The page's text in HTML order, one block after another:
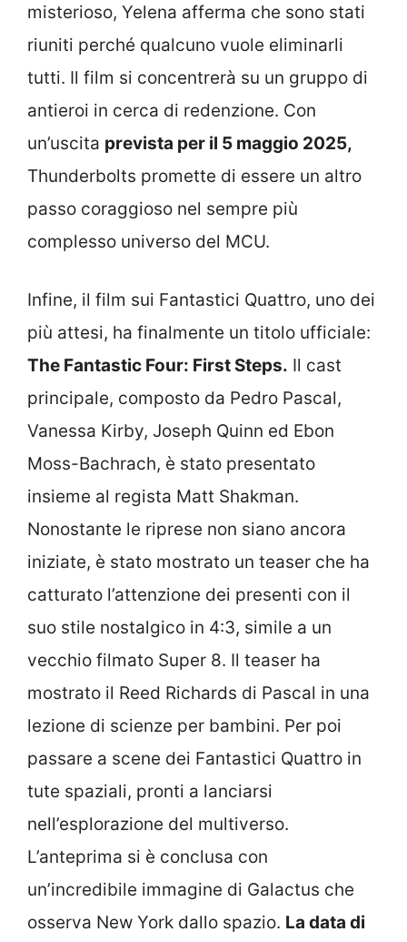
misterioso, Yelena afferma che sono stati
riuniti perché qualcuno vuole eliminarli
tutti. Il film si concentrerà su un gruppo di
antieroi in cerca di redenzione. Con
un’uscita prevista per il 5 maggio 2025,
Thunderbolts promette di essere un altro
passo coraggioso nel sempre più
complesso universo del MCU.
Infine, il film sui Fantastici Quattro, uno dei
più attesi, ha finalmente un titolo ufficiale:
The Fantastic Four: First Steps. Il cast
principale, composto da Pedro Pascal,
Vanessa Kirby, Joseph Quinn ed Ebon
Moss-Bachrach, è stato presentato
insieme al regista Matt Shakman.
Nonostante le riprese non siano ancora
iniziate, è stato mostrato un teaser che ha
catturato l’attenzione dei presenti con il
suo stile nostalgico in 4:3, simile a un
vecchio filmato Super 8. Il teaser ha
mostrato il Reed Richards di Pascal in una
lezione di scienze per bambini. Per poi
passare a scene dei Fantastici Quattro in
tute spaziali, pronti a lanciarsi
nell’esplorazione del multiverso.
L’anteprima si è conclusa con
un’incredibile immagine di Galactus che
osserva New York dallo spazio. La data di